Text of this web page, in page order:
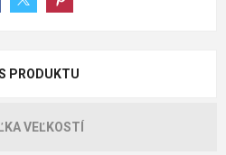
PRODUKTU
VEĽKOSTÍ